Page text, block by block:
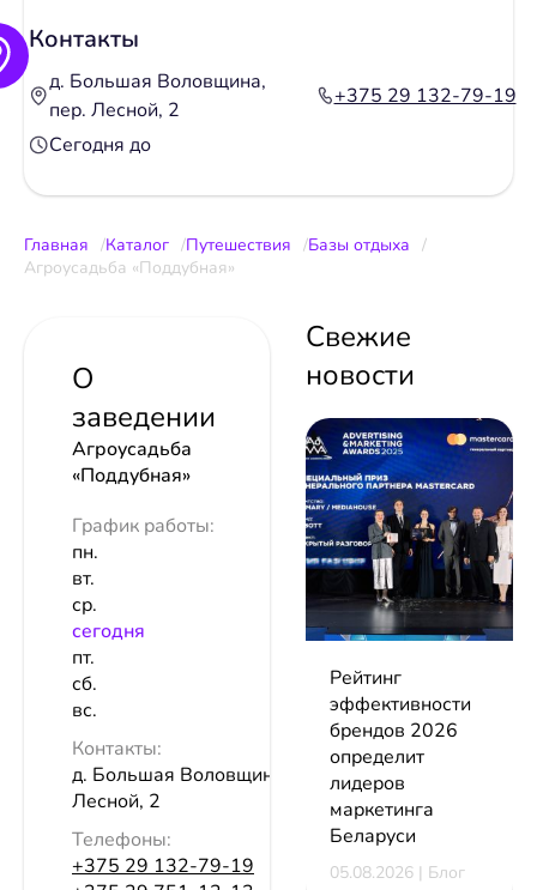
Контакты
д. Большая Воловщина,
пер. Лесной, 2
+375 29 132-79-19
Сегодня до
Главная Каталог Путешествия
Базы отдыха
Агроусадьба «Поддубная»
О
заведении
Агроусадьба
«Поддубная»
График работы:
пн.
вт.
ср.
сeгодня
пт.
сб.
вс.
Контакты:
д. Большая Воловщина, пер.
Лесной, 2
Телефоны:
+375 29 132-79-19
Свежие
новости
Рейтинг
эффективности
брендов 2026
определит
лидеров
маркетинга
Беларуси
05.08.2026 | Блог